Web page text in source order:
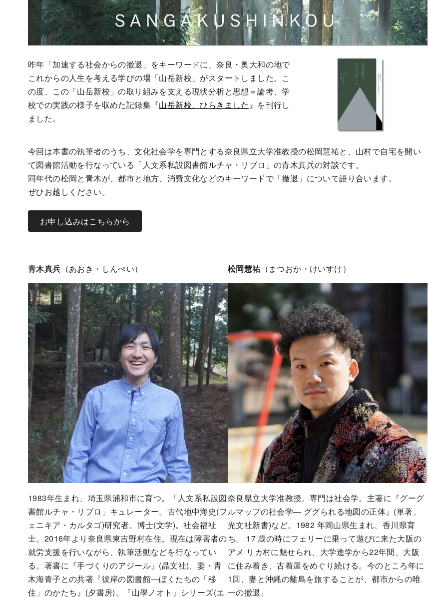
昨年「加速する社会からの撤退」をキーワードに、奈良・奥大和の地で
これからの人生を考える学びの場「山岳新校」がスタートしました。こ
の度、この「山岳新校」の取り組みを支える現状分析と思想＝論考、学
校での実践の様子を収めた記録集『山岳新校、ひらきました 』を刊行し
ました。
今回は本書の執筆者のうち、文化社会学を専門とする奈良県立大学准教授の松岡慧祐と、山村で自宅を開い
て図書館活動を行なっている「人文系私設図書館ルチャ・リブロ」の青木真兵の対談です。
同年代の松岡と青木が、都市と地方、消費文化などのキーワードで「撤退」について語り合います。
ぜひお越しください。
お申し込みはこちらから
青木真兵 （あおき・しんぺい）
1983年生まれ、埼玉県浦和市に育つ。「人文系私設図
書館ルチャ・リブロ」キュレーター。古代地中海史(フ
ェニキア・カルタゴ)研究者。博士(文学)。社会福祉
士。2016年より奈良県東吉野村在住。現在は障害者の
就労支援を行いながら、執筆活動などを行なってい
る。著書に『手づくりのアジール』(晶文社)、妻・青
木海青子との共著『彼岸の図書館―ぼくたちの「移
住」のかたち』(夕書房)、『山學ノオト』シリーズ(エ
松岡慧祐（まつおか・けいすけ）
奈良県立大学准教授。専門は社会学。主著に『グーグ
ルマップの社会学― ググられる地図の正体』(単著、
光文社新書)など。1982 年岡山県生まれ、香川県育
ち。 17 歳の時にフェリーに乗って遊びに来た大阪の
アメ リカ村に魅せられ、大学進学から22年間、大阪
に住み着き、古着屋をめぐり続ける。今のところ年に
1回、妻と沖縄の離島を旅することが、都市からの唯
一の撤退。